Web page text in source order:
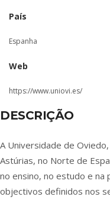
País
Espanha
Web
https://www.uniovi.es/
DESCRIÇÃO
A Universidade de
Astúrias, no Norte de
no ensino, no estudo e na
objectivos definidos nos